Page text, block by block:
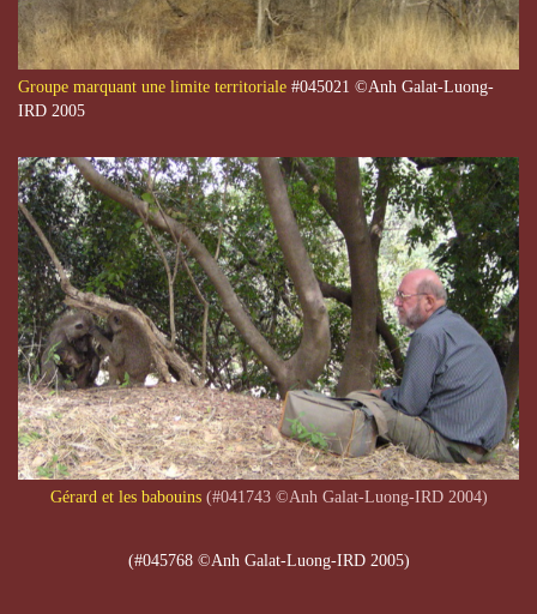
Groupe marquant une limite territoriale #045021 ©Anh Galat-Luong-
IRD 2005
Gérard et les babouins(#041743 ©Anh Galat-Luong-IRD 2004)
(#045768 ©Anh Galat-Luong-IRD 2005)